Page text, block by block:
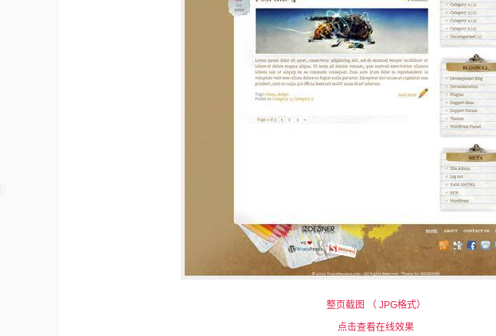
整页截图 （ JPG格式）
点击查看在线效果